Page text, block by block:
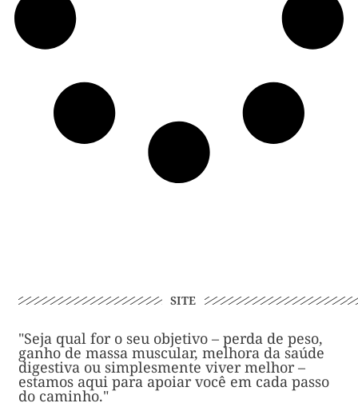
SITE
"Seja qual for o seu objetivo – perda de peso,
ganho de massa muscular, melhora da saúde
digestiva ou simplesmente viver melhor –
estamos aqui para apoiar você em cada passo
do caminho."